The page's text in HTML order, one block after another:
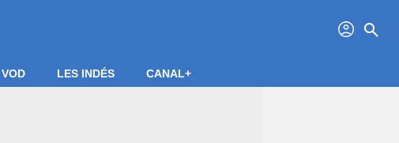
profil search
VOD LES INDÉS CANAL+